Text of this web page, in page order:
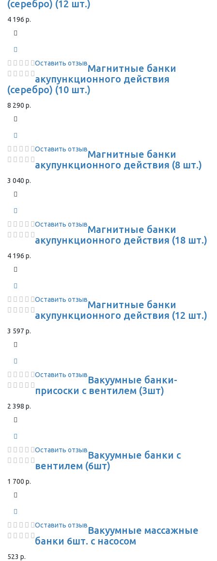
(серебро) (12 шт.)
4 196 р.
Оставить отзывМагнитные банки
акупункционного действия
(серебро) (10 шт.)
8 290 р.
Оставить отзывМагнитные банки
акупункционного действия (8 шт.)
3 040 р.
Оставить отзывМагнитные банки
акупункционного действия (18 шт.)
4 196 р.
Оставить отзывМагнитные банки
акупункционного действия (12 шт.)
3 597 р.
Оставить отзывВакуумные банки-
присоски с вентилем (3шт)
2 398 р.
Оставить отзывВакуумные банки с
вентилем (6шт)
1 700 р.
Оставить отзывВакуумные массажные
банки 6шт. с насосом
523 р.